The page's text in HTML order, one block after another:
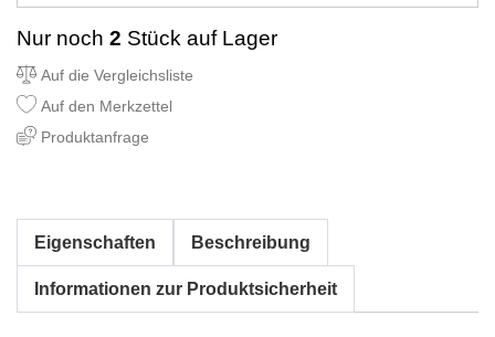
Nur noch 2 Stück auf Lager
Auf die Vergleichsliste
Auf den Merkzettel
Produktanfrage
Eigenschaften Beschreibung
Informationen zur Produktsicherheit